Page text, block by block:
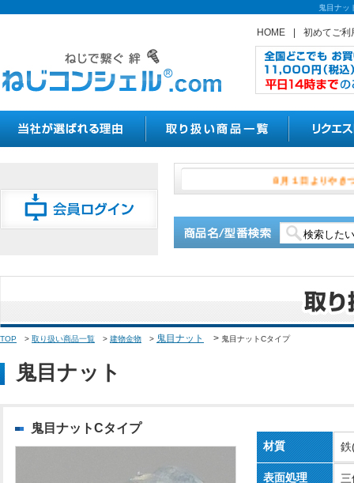
鬼目ナッ
HOME 初めてご利
８月１日
TOP > 取り扱い商品一覧 > 建物金物 > 鬼目ナット > 鬼目ナットCタイプ
鬼目ナット
鬼目ナットCタイプ
材質 鉄
表面処理